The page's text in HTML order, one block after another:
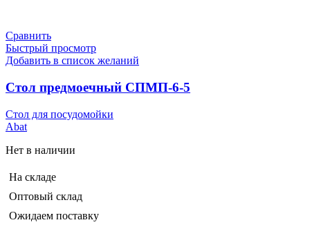
Сравнить
Быстрый просмотр
Добавить в список желаний
Стол предмоечный СПМП-6-5
Стол для посудомойки
Abat
Нет в наличии
На складе
Оптовый склад
Ожидаем поставку